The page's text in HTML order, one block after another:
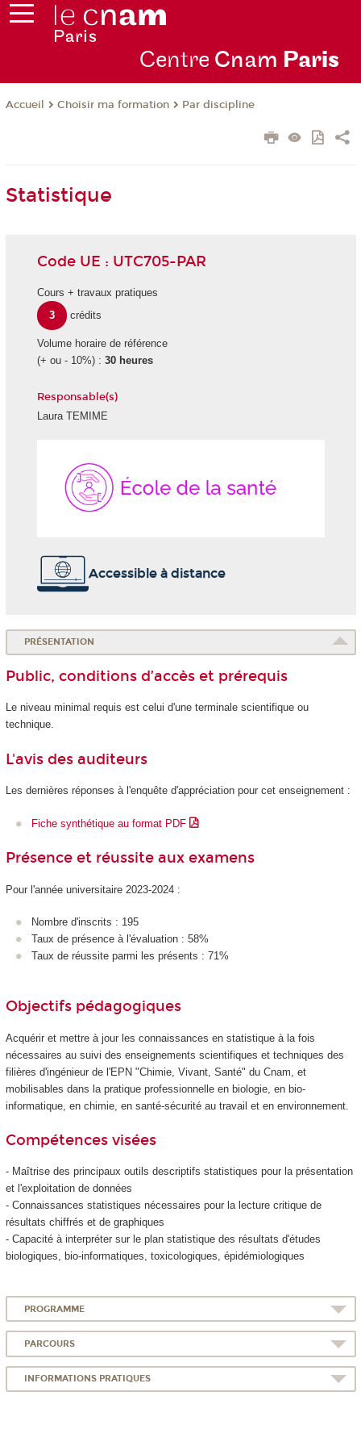
Centre Cnam Paris
Accueil Choisir ma formation Par discipline
Statistique
Code UE : UTC705-PAR
Cours + travaux pratiques
3
crédits
Volume horaire de référence
(+ ou - 10%) : 30 heures
Responsable(s)
Laura TEMIME
Accessible à distance
PRÉSENTATION
Public, conditions d’accès et prérequis
Le niveau minimal requis est celui d'une terminale scientifique ou
technique.
L'avis des auditeurs
Les dernières réponses à l'enquête d'appréciation pour cet enseignement :
Fiche synthétique au format PDF
Présence et réussite aux examens
Pour l'année universitaire 2023-2024 :
Nombre d'inscrits : 195
Taux de présence à l'évaluation : 58%
Taux de réussite parmi les présents : 71%
Objectifs pédagogiques
Acquérir et mettre à jour les connaissances en statistique à la fois
nécessaires au suivi des enseignements scientifiques et techniques des
filières d'ingénieur de l'EPN"Chimie, Vivant, Santé" du Cnam, et
mobilisables dans la pratique professionnelle en biologie, en bio-
informatique, en chimie, en santé-sécurité au travail et en environnement.
Compétences visées
- Maîtrise des principaux outils descriptifs statistiques pour la présentation
et l'exploitation de données
- Connaissances statistiques nécessaires pour la lecture critique de
résultats chiffrés et de graphiques
- Capacité à interpréter sur le plan statistique des résultats d'études
biologiques, bio-informatiques, toxicologiques, épidémiologiques
PROGRAMME
PARCOURS
INFORMATIONS PRATIQUES